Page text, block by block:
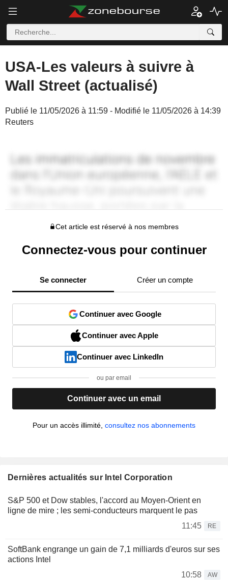
USA-Les valeurs à suivre à
Wall Street (actualisé)
Publié le 11/05/2026 à 11:59 - Modifié le 11/05/2026 à 14:39
Reuters
Cet article est réservé à nos membres
Connectez-vous pour continuer
Se connecter Créer un compte
Continuer avec Google
Continuer avec Apple
Continuer avec LinkedIn
ou par email
Continuer avec un email
Pour un accès illimité, consultez nos abonnements
Dernières actualités sur Intel Corporation
S&P 500 et Dow stables, l'accord au Moyen-Orient en
ligne de mire ; les semi-conducteurs marquent le pas
11:45
RE
SoftBank engrange un gain de 7,1 milliards d'euros sur ses
actions Intel
10:58
AW